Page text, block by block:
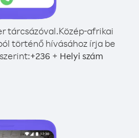
tárcsázóval.Közép-afrikai
történő hívásához írja be
+236 + Helyi szám